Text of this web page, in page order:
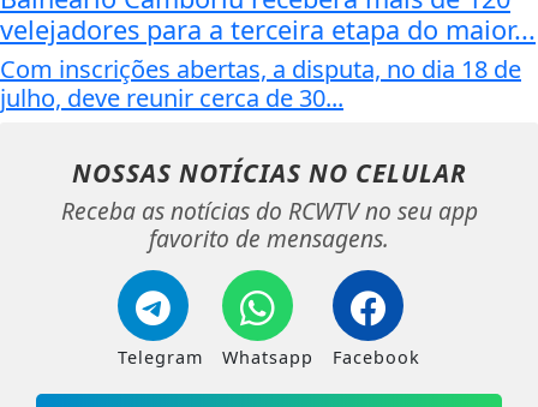
velejadores para a terceira etapa do maior...
Com inscrições abertas, a disputa, no dia 18 de
julho, deve reunir cerca de 30...
NOSSAS NOTÍCIAS NO CELULAR
Receba as notícias do RCWTV no seu app
favorito de mensagens.
Telegram Whatsapp Facebook